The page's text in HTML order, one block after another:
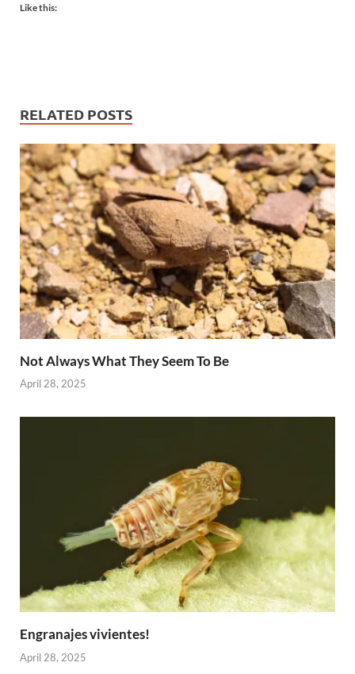
Like this:
RELATED POSTS
Not Always What They Seem To Be
April 28, 2025
Engranajes vivientes!
April 28, 2025